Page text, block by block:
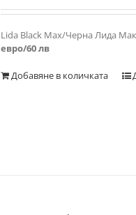
Lida Black Max/Черна Лида
евро/60 лв
Добавяне в количката